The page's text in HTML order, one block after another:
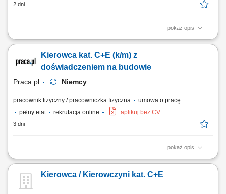
2 dni
pokaż opis
Sprawne prowadzenie zestawu ciężarowego (ciągnik + naczepa
przewozów w oparciu o dzienne godziny jazdy bez konieczności ciągłej
pracy w nocnych porach. Prowadzenie ekologicznych, maksymalnie
Kierowca kat. C+E (k/m) z
doświadczeniem na budowie
Praca.pl Niemcy
pracownik fizyczny / pracowniczka fizyczna
umowa o pracę
pełny etat
rekrutacja online aplikuj bez CV
3 dni
pokaż opis
Opis stanowiska Sprawna obsługa transportowa niemieckich projektów
Współpraca z brygadą na budowie przy operacjach załadunkowych
oraz bieżących pracach terenowych; Optymalne planowanie krótkich
Kierowca / Kierowczyni kat. C+E